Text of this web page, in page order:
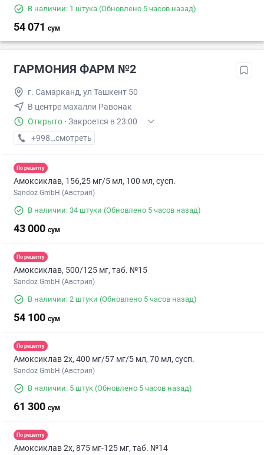
В наличии: 1 штука (Обновлено 5 часов назад)
54 071 сум
ГАРМОНИЯ ФАРМ №2
г. Самарканд, ул Ташкент 50
В центре махалли Равонак
Открыто · Закроется в 23:00
+998 (95) XXX-XX-XX
смотреть
По рецепту
Амоксиклав, 156,25 мг/5 мл, 100 мл, сусп.
Sandoz GmbH (Австрия)
В наличии: 34 штуки (Обновлено 5 часов назад)
43 000 сум
По рецепту
Амоксиклав, 500/125 мг, таб. №15
Sandoz GmbH (Австрия)
В наличии: 2 штуки (Обновлено 5 часов назад)
54 100 сум
По рецепту
Амоксиклав 2х, 400 мг/57 мг/5 мл, 70 мл, сусп.
Sandoz GmbH (Австрия)
В наличии: 5 штук (Обновлено 5 часов назад)
61 300 сум
По рецепту
Амоксиклав 2х, 875 мг-125 мг, таб. №14